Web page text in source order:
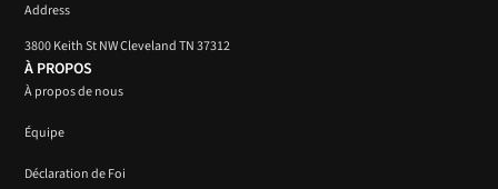
Address
3800 Keith St NW Cleveland TN 37312
À PROPOS
À propos de nous
Équipe
Déclaration de Foi